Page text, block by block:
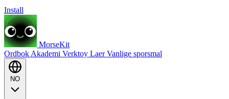
Install
MorseKit
Ordbok Akademi Verktoy LaerVanlige sporsmal